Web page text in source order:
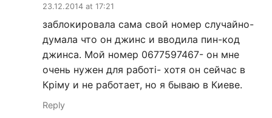
23.12.2014 at 17:21
заблокировала сама свой номер случайно-
думала что он джинс и вводила пин-код
джинса. Мой номер 0677597467- он мне
очень нужен для работі- хотя он сейчас в
Кріму и не работает, но я бываю в Киеве.
Reply